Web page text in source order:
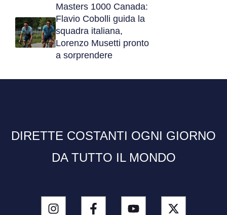
Masters 1000 Canada:
Flavio Cobolli guida la
squadra italiana,
Lorenzo Musetti pronto
a sorprendere
DIRETTE COSTANTI OGNI GIORNO
DA TUTTO IL MONDO